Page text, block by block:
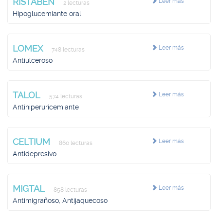
2 lecturas
Hipoglucemiante oral
Leer más
LOMEX 748 lecturas
Antiulceroso
Leer más
TALOL 574 lecturas
Antihiperuricemiante
Leer más
CELTIUM 860 lecturas
Antidepresivo
Leer más
MIGTAL 858 lecturas
Antimigrañoso, Antijaquecoso